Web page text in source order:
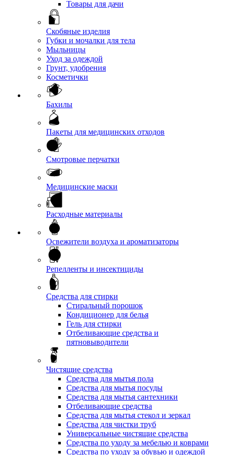
Товары для дачи
Скобяные изделия
Губки и мочалки для тела
Мыльницы
Уход за одеждой
Грунт, удобрения
Косметички
Бахилы
Пакеты для медицинских отходов
Смотровые перчатки
Медицинские маски
Расходные материалы
Освежители воздуха и ароматизаторы
Репелленты и инсектициды
Средства для стирки
Стиральный порошок
Кондиционер для белья
Гель для стирки
Отбеливающие средства и
пятновыводители
Чистящие средства
Средства для мытья пола
Средства для мытья посуды
Средства для мытья сантехники
Отбеливающие средства
Средства для мытья стекол и зеркал
Средства для чистки труб
Универсальные чистящие средства
Средства по уходу за мебелью и коврами
Средства по уходу за обувью и одеждой